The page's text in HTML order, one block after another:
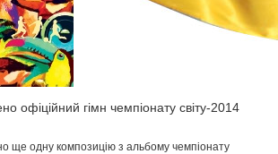
офіційний гімн чемпіонату світу-2014
ще одну композицію з альбому чемпіонату